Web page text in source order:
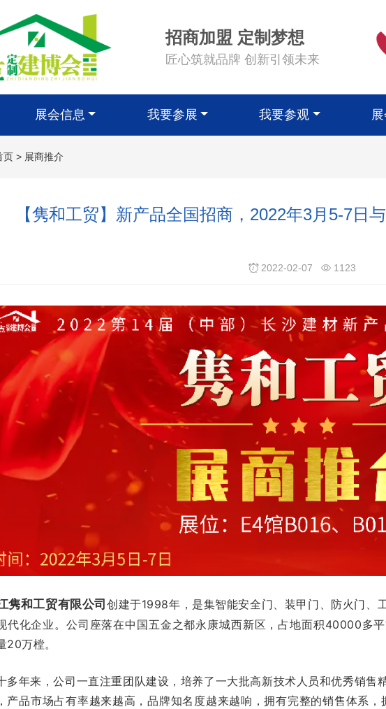
招商加盟 定制梦想
匠心筑就品牌 创新引领未来
展会信息 我要参展 我要参观
页 > 展商推介
【隽和工贸】新产品全国招商，2022年3月5-7日
2022-02-07 1123
隽和工贸有限公司 创建于1998年，是集智能安全门、装甲门、防火门、
代化企业。公司座落在中国五金之都永康城西新区，占地面积40000多
20万樘。
多年来，公司一直注重团队建设，培养了一大批高新技术人员和优秀销售
产品市场占有率越来越高，品牌知名度越来越响，拥有完整的销售体系